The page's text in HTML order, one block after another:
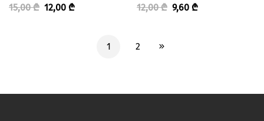
ᲔᲞᲝᲥᲡᲘ”
15,00₾ 12,00 ₾ 12,00₾ 9,60 ₾
1 2